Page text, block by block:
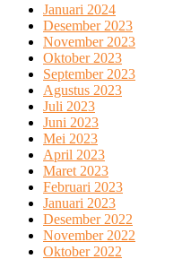
Januari 2024
Desember 2023
November 2023
Oktober 2023
September 2023
Agustus 2023
Juli 2023
Juni 2023
Mei 2023
April 2023
Maret 2023
Februari 2023
Januari 2023
Desember 2022
November 2022
Oktober 2022